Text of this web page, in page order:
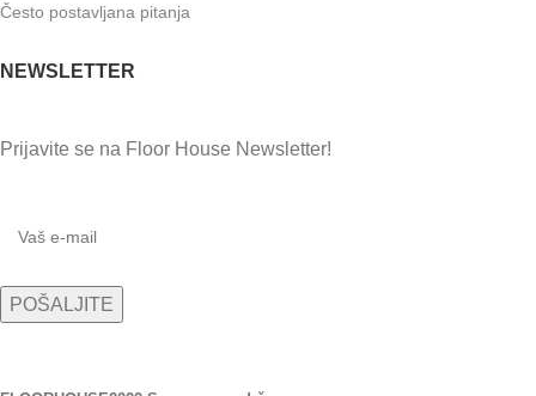
Često postavljana pitanja
NEWSLETTER
Prijavite se na Floor House Newsletter!